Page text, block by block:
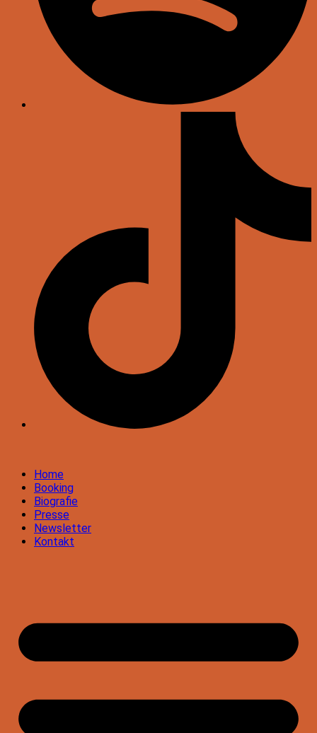
Home
Booking
Biografie
Presse
Newsletter
Kontakt